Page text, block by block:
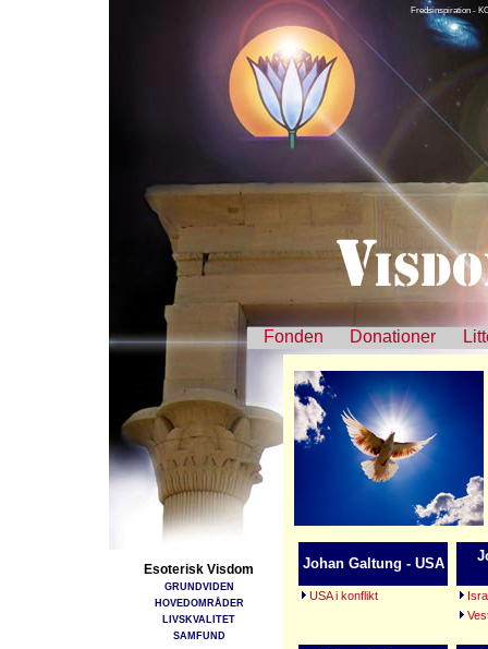
Fredsinspiration -
Fonden Donationer
Esoterisk Visdom
GRUNDVIDEN
HOVEDOMRÅDER
LIVSKVALITET
SAMFUND
Johan Galtung - USA
USA i konflikt